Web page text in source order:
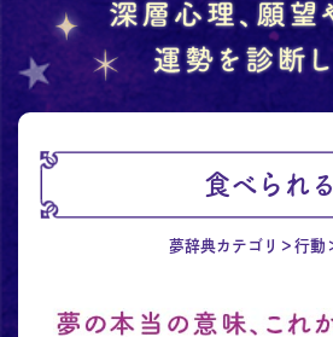
食べられる
夢辞典カテゴリ 行動